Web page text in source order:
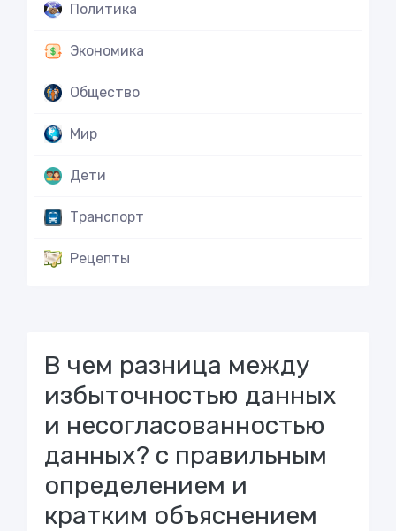
Политика
Экономика
Общество
Мир
Дети
Транспорт
Рецепты
В чем разница между
избыточностью данных
и несогласованностью
данных? с правильным
определением и
кратким объяснением